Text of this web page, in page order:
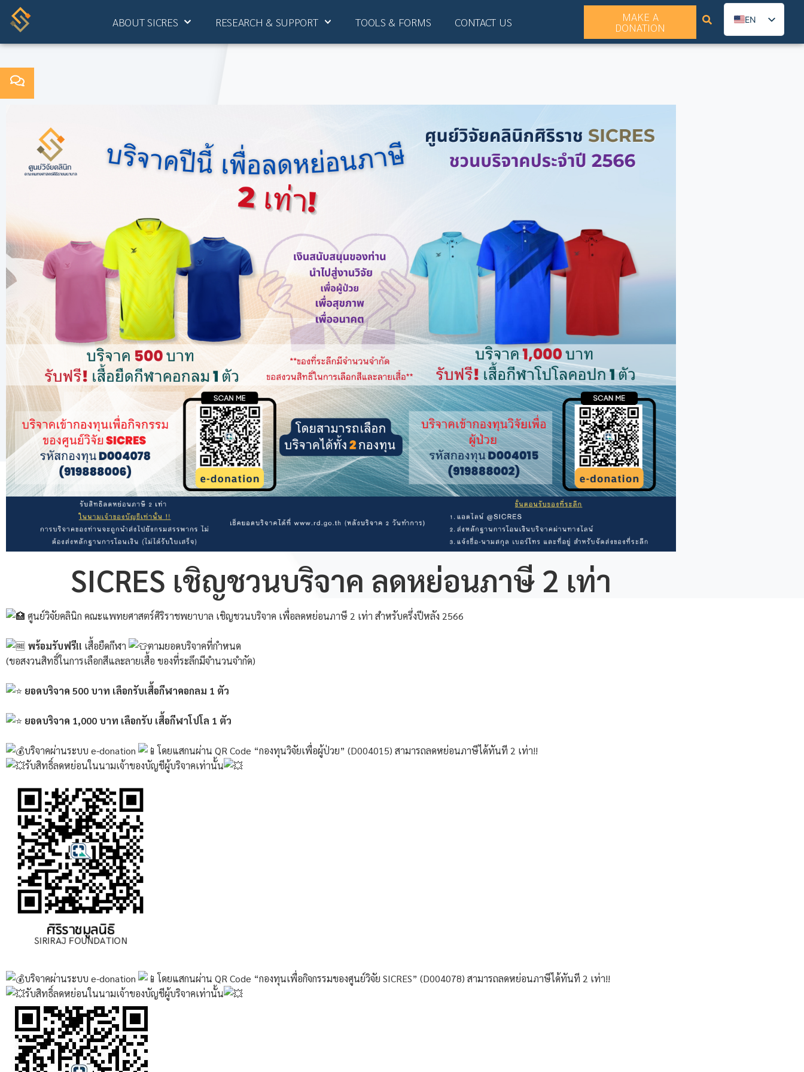
ABOUT SICRES RESEARCH & SUPPORT TOOLS & FORMS CONTACT US MAKE A
DONATION
EN
TH
SICRES เชิญชวนบริจาค ลดหย่อนภาษี 2 เท่า
ศูนย์วิจัยคลินิก คณะแพทยศาสตร์ศิริราชพยาบาล เชิญชวนบริจาค เพื่อลดหย่อนภาษี 2 เท่า สำหรับครึ่งปีหลัง 2566
พร้อมรับฟรี!! เสื้อยืดกีฬา
ตามยอดบริจาคที่กำหนด
(ขอสงวนสิทธิ์ในการเลือกสีและลายเสื้อ ของที่ระลึกมีจำนวนจำกัด)
ยอดบริจาค 500 บาท เลือกรับเสื้อกีฬาคอกลม 1 ตัว
ยอดบริจาค 1,000 บาท เลือกรับ เสื้อกีฬาโปโล 1 ตัว
บริจาคผ่านระบบ e-donation
โดยแสกนผ่าน QR Code “กองทุนวิจัยเพื่อผู้ป่วย” (D004015) สามารถลดหย่อนภาษีได้ทันที 2 เท่า!!
รับสิทธิ์ลดหย่อนในนามเจ้าของบัญชีผู้บริจาคเท่านั้น
บริจาคผ่านระบบ e-donation
โดยแสกนผ่าน QR Code “กองทุนเพื่อกิจกรรมของศูนย์วิจัย SICRES” (D004078) สามารถลดหย่อนภาษีได้ทันที 2 เท่า!!
รับสิทธิ์ลดหย่อนในนามเจ้าของบัญชีผู้บริจาคเท่านั้น